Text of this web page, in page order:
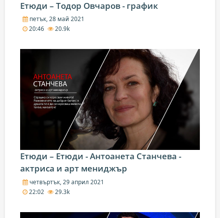
Етюди – Тодор Овчаров - график
петък, 28 май 2021
20:46
20.9k
Етюди – Етюди - Антоанета Станчева -
актриса и арт мениджър
четвъртък, 29 април 2021
22:02
29.3k